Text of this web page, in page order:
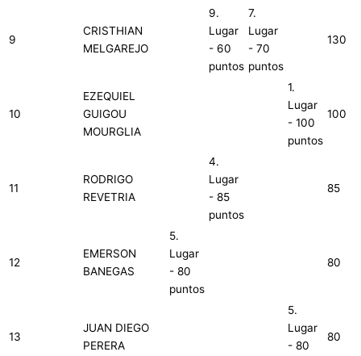
9
CRISTHIAN
MELGAREJO
9.
Lugar
- 60
puntos
7.
Lugar
- 70
puntos
130
10
EZEQUIEL
GUIGOU
MOURGLIA
1.
Lugar
- 100
puntos
100
11
RODRIGO
REVETRIA
4.
Lugar
- 85
puntos
85
12
EMERSON
BANEGAS
5.
Lugar
- 80
puntos
80
13
JUAN DIEGO
PERERA
5.
Lugar
- 80
80